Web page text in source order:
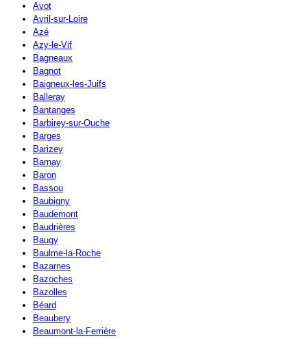
Avot
Avril-sur-Loire
Azé
Azy-le-Vif
Bagneaux
Bagnot
Baigneux-les-Juifs
Balleray
Bantanges
Barbirey-sur-Ouche
Barges
Barizey
Barnay
Baron
Bassou
Baubigny
Baudemont
Baudrières
Baugy
Baulme-la-Roche
Bazarnes
Bazoches
Bazolles
Béard
Beaubery
Beaumont-la-Ferrière